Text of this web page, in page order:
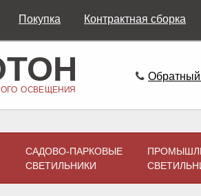
Покупка Контрактная сборка
Обратный
САДОВО-ПАРКОВЫЕ
СВЕТИЛЬНИКИ